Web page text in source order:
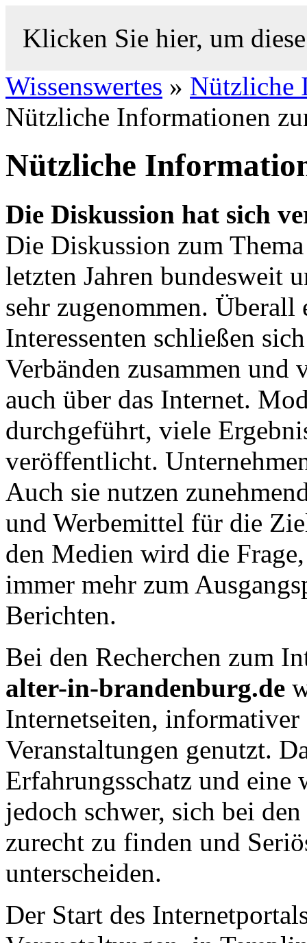
Klicken Sie hier, um
Wissenswertes » Nützliche
Nützliche Informationen
Nützliche
Die Diskussion hat sich
Die Diskussion zum
letzten Jahren bundesweit
sehr zugenommen.
Interessenten schließen
Verbänden zusammen
auch über das Internet.
durchgeführt, viele
veröffentlicht.
Auch sie nutzen
und Werbemittel für die
den Medien wird die
immer mehr zum
Berichten.
Bei den Recherchen zum
alter-in-brandenburg.de
Internetseiten,
Veranstaltungen genutzt.
Erfahrungsschatz und
jedoch schwer, sich bei
zurecht zu finden und
unterscheiden.
Der Start des